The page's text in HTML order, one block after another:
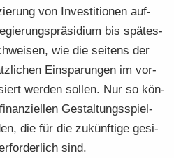
von In­ves­ti­tio­nen auf­
bis spä­tes­
wie die sei­tens der
Ein­spa­run­gen im vor­
wer­den sol­len. Nur so kön­
Ge­stal­tungs­spiel­
die für die zu­künf­ti­ge ge­si­
sind.